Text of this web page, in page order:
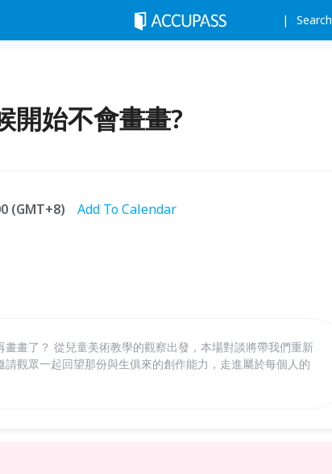
Search
開始不會畫畫?
(GMT+8) Add To Calendar
畫了？ 從兒童美術教學的觀察出發，本場對談將帶我們重新
觀眾一起回望那份與生俱來的創作能力，走進屬於每個人的